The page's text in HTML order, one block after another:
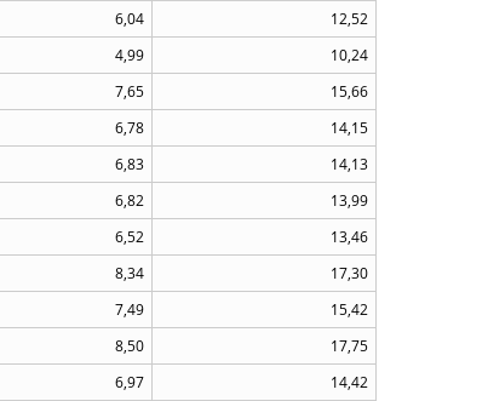
6,04
12,52
4,99
10,24
7,65
15,66
6,78
14,15
6,83
14,13
6,82
13,99
6,52
13,46
8,34
17,30
7,49
15,42
8,50
17,75
6,97
14,42